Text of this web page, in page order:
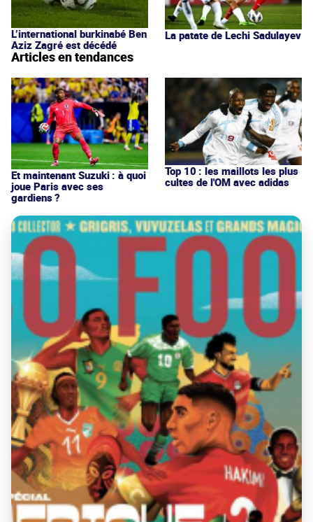
L’international burkinabé Ben
Aziz Zagré est décédé
La patate de Lechi Sadulayev
Articles en tendances
Et maintenant Suzuki : à quoi
joue Paris avec ses
gardiens ?
Top 10 : les maillots les plus
cultes de l'OM avec adidas